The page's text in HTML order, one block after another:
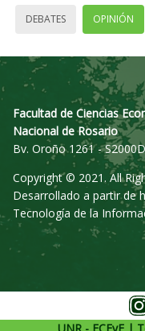
DEBATES OPINIÓN
Facultad de Ciencias
Nacional de Rosario
Bv. Oroño 1261 -
Copyright © 2021. All
Desarrollado a partir de
Tecnología de la